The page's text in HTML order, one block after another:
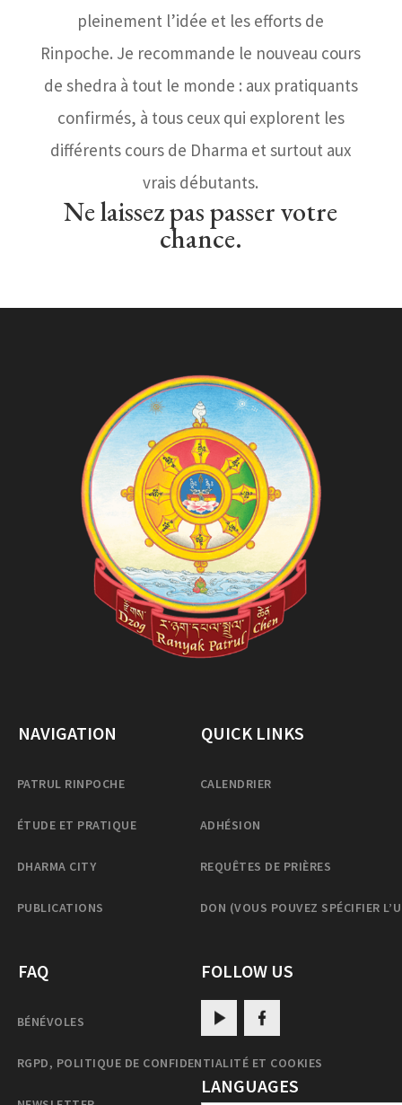
pleinement l’idée et les efforts de
Rinpoche. Je recommande le nouveau cours
de shedra à tout le monde : aux pratiquants
confirmés, à tous ceux qui explorent les
différents cours de Dharma et surtout aux
vrais débutants.
Ne laissez pas passer votre
chance.
NAVIGATION
PATRUL RINPOCHE
ÉTUDE ET PRATIQUE
DHARMA CITY
PUBLICATIONS
QUICK LINKS
CALENDRIER
ADHÉSION
REQUÊTES DE PRIÈRES
DON (VOUS POUVEZ SPÉCIFIER
FAQ
BÉNÉVOLES
RGPD, POLITIQUE DE CONFIDENTIALITÉ ET COOKIES
FOLLOW US
LANGUAGES